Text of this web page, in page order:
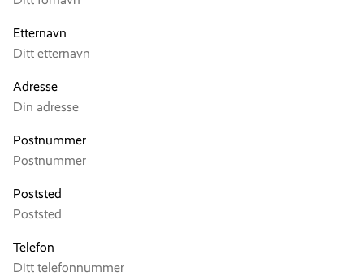
Etternavn
Adresse
Postnummer
Poststed
Telefon